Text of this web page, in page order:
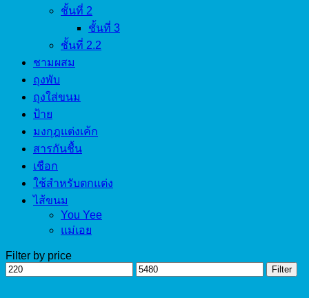
ชั้นที่ 2
ชั้นที่ 3
ชั้นที่ 2.2
ชามผสม
ถุงพับ
ถุงใส่ขนม
ป้าย
มงกุฎแต่งเค้ก
สารกันชื้น
เชือก
ใช้สำหรับตกแต่ง
ไส้ขนม
You Yee
แม่เอย
Filter by price
Min
price
Max
price
Filter